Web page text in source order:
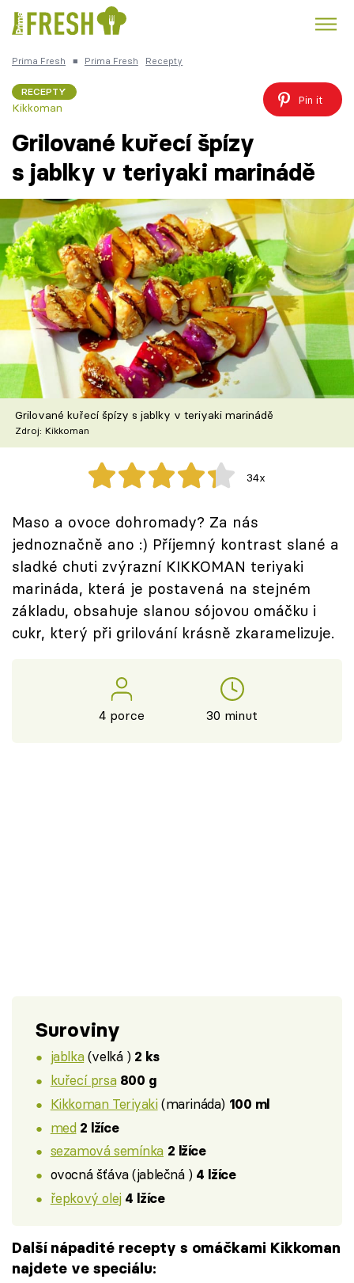
Česká kuchyně
Témata
Recepty
Články
TV Program
Škola vaření
Recepty z TV
Speciál: Cuketa
Těhotnej kuchař
Sledujte prima+
Přihlášení
Sledujte nás
Prima Fresh ■ Prima Fresh Recepty
RECEPTY
Kikkoman
Pin it
Grilované kuřecí špízy
s jablky v teriyaki marinádě
Grilované kuřecí špízy s jablky v teriyaki marinádě
Zdroj: Kikkoman
34x
Maso a ovoce dohromady? Za nás
jednoznačně ano :) Příjemný kontrast slané a
sladké chuti zvýrazní KIKKOMAN teriyaki
marináda, která je postavená na stejném
základu, obsahuje slanou sójovou omáčku i
cukr, který při grilování krásně zkaramelizuje.
4 porce 30 minut
Suroviny
jablka(velká ) 2 ks
kuřecí prsa 800 g
Kikkoman Teriyaki(marináda) 100 ml
med 2 lžíce
sezamová semínka 2 lžíce
ovocná šťáva (jablečná ) 4 lžíce
řepkový olej 4 lžíce
Další nápadité recepty s omáčkami Kikkoman
najdete ve speciálu: